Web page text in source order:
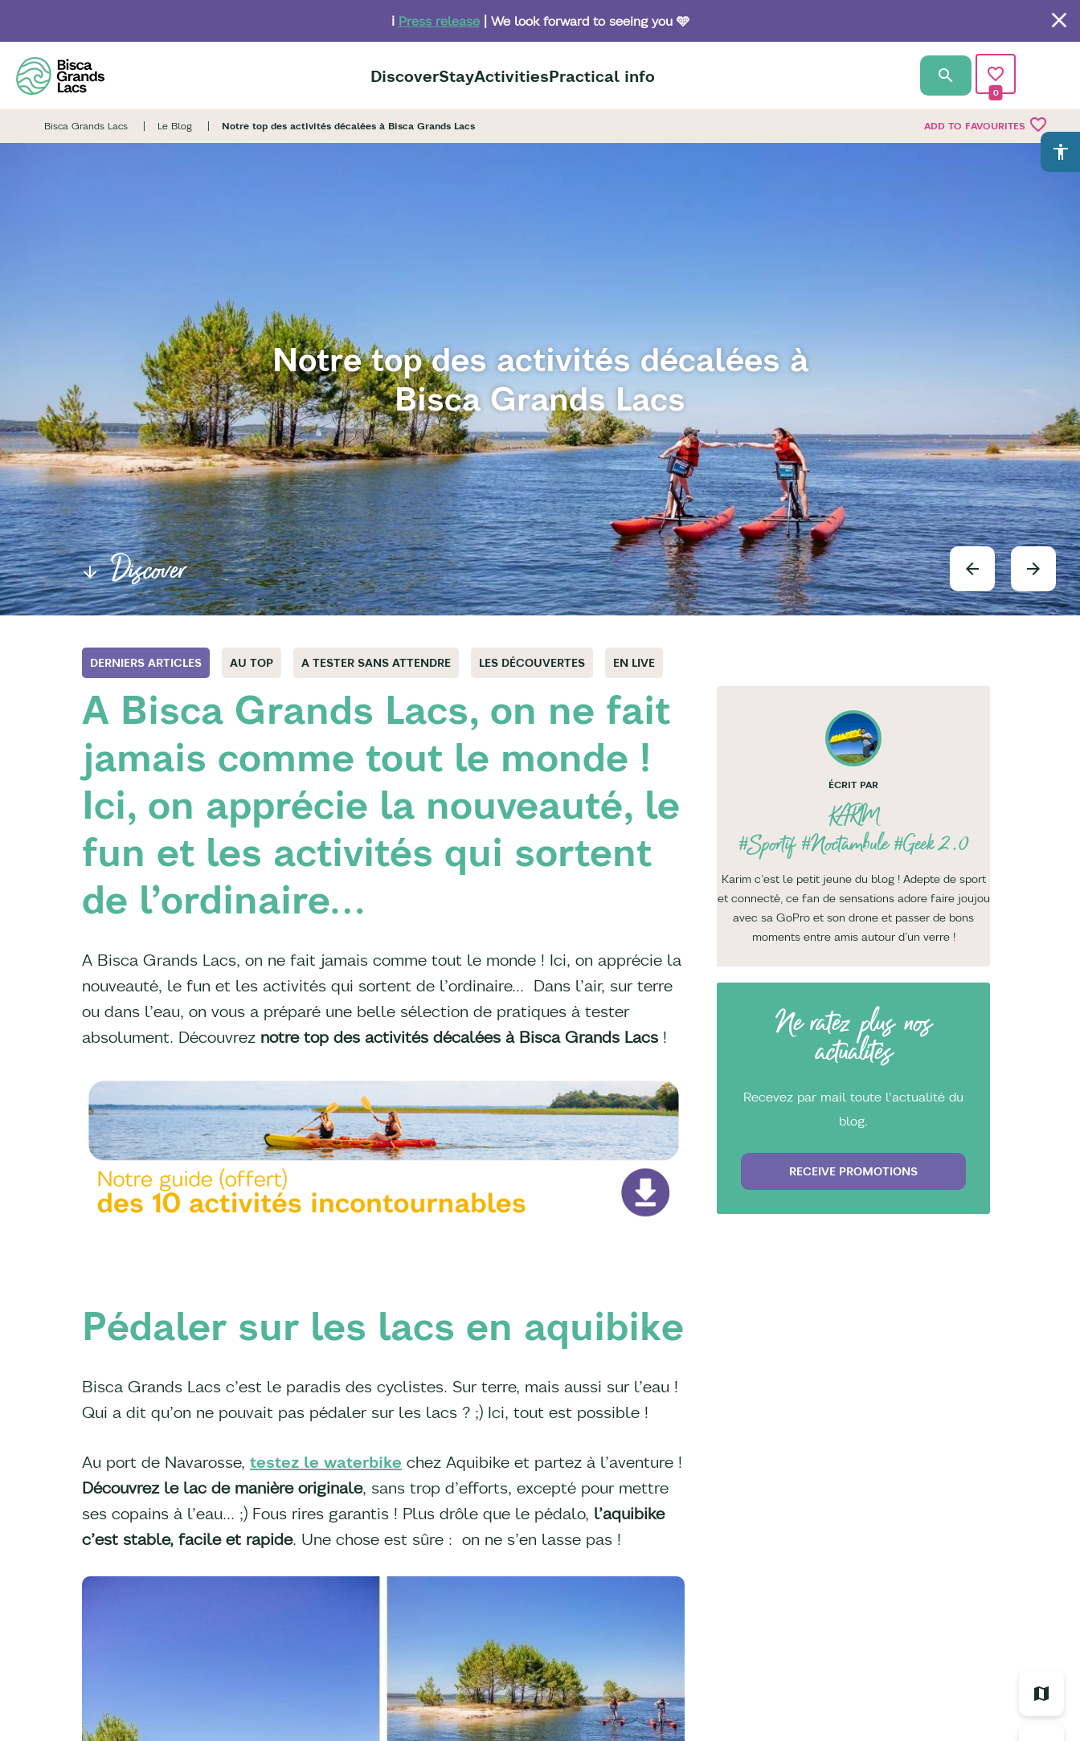
main
content
ℹ️ Press release| We look forward to seeing you 🩵
DiscoverStayActivitiesPractical info
0
ADD TO FAVOURITES favorite_border
Bisca Grands Lacs Le Blog Notre top des activités décalées à Bisca Grands Lacs
accessibility
Notre top des activités décalées à
Bisca Grands Lacs
Discover
DERNIERS ARTICLES AU TOP A TESTER SANS ATTENDRE LES DÉCOUVERTES EN LIVE
A Bisca Grands Lacs, on ne fait
jamais comme tout le monde !
Ici, on apprécie la nouveauté, le
fun et les activités qui sortent
de l’ordinaire…
A Bisca Grands Lacs, on ne fait jamais comme tout le monde ! Ici, on apprécie la
nouveauté, le fun et les activités qui sortent de l’ordinaire… Dans l’air, sur terre
ou dans l’eau, on vous a préparé une belle sélection de pratiques à tester
absolument. Découvrez notre top des activités décalées à Bisca Grands Lacs !
Pédaler sur les lacs en aquibike
Bisca Grands Lacs c’est le paradis des cyclistes. Sur terre, mais aussi sur l’eau !
Qui a dit qu’on ne pouvait pas pédaler sur les lacs ? ;) Ici, tout est possible !
Au port de Navarosse, testez le waterbike chez Aquibike et partez à l’aventure !
Découvrez le lac de manière originale, sans trop d’efforts, excepté pour mettre
ses copains à l’eau… ;) Fous rires garantis ! Plus drôle que le pédalo, l’aquibike
c’est stable, facile et rapide. Une chose est sûre : on ne s’en lasse pas !
ÉCRIT PAR
KARIM
#Sportif #Noctambule #Geek 2.0
Karim c’est le petit jeune du blog ! Adepte de sport
et connecté, ce fan de sensations adore faire joujou
avec sa GoPro et son drone et passer de bons
moments entre amis autour d’un verre !
Ne ratez plus nos
actualités
Recevez par mail toute l'actualité du
blog.
RECEIVE PROMOTIONS